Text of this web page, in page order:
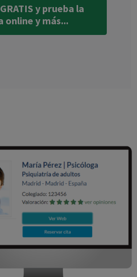
y prueba la
online y más...